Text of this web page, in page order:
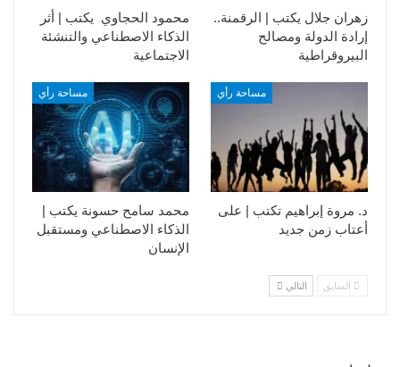
محمود الحجاوي يكتب | أثر
الذكاء الاصطناعي والتنشئة
الاجتماعية
زهران جلال يكتب | الرقمنة..
إرادة الدولة ومصالح
البيروقراطية
مساحة رأي
محمد سامح حسونة يكتب |
الذكاء الاصطناعي ومستقبل
الإنسان
مساحة رأي
د. مروة إبراهيم تكتب | على
أعتاب زمن جديد
السابق التالي